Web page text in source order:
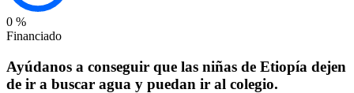
0 %
Financiado
Ayúdanos a conseguir que las niñas de Etiopía dejen
de ir a buscar agua y puedan ir al colegio.